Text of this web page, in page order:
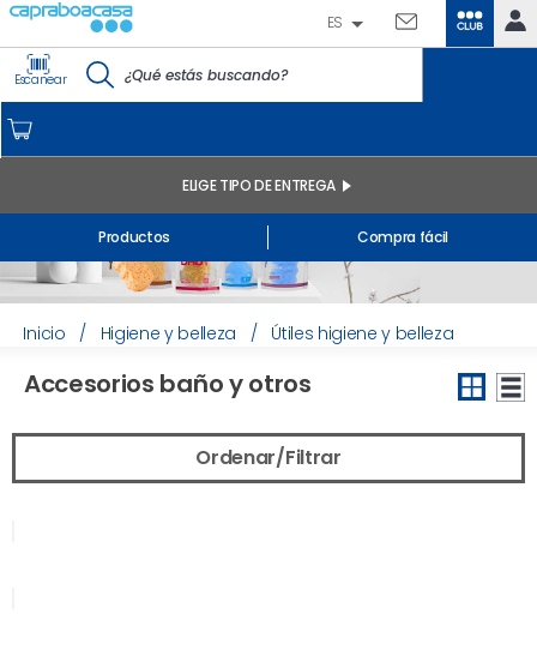
IDENTIFÍCATE
Pedidos online
Mis productos comprados en tienda y online
Listas
INFORMACIÓN GENERAL
ES
Escanear
Productos
ELIGE TIPO DE ENTREGA
Compra fácil
Inicio / Higiene y belleza / Útiles higiene y belleza
Accesorios baño y otros
Ordenar/Filtrar